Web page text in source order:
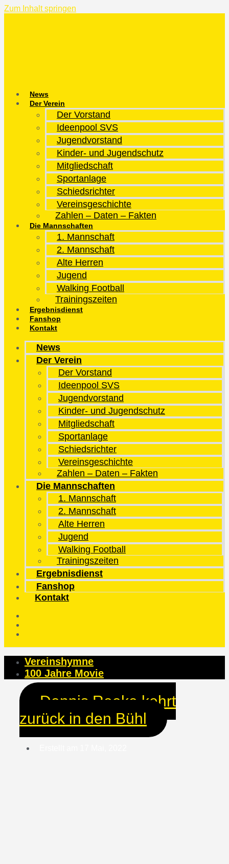
Zum Inhalt springen
News
Der Verein
Der Vorstand
Ideenpool SVS
Jugendvorstand
Kinder- und Jugendschutz
Mitgliedschaft
Sportanlage
Schiedsrichter
Vereinsgeschichte
Zahlen – Daten – Fakten
Die Mannschaften
1. Mannschaft
2. Mannschaft
Alte Herren
Jugend
Walking Football
Trainingszeiten
Ergebnisdienst
Fanshop
Kontakt
News
Der Verein
Der Vorstand
Ideenpool SVS
Jugendvorstand
Kinder- und Jugendschutz
Mitgliedschaft
Sportanlage
Schiedsrichter
Vereinsgeschichte
Zahlen – Daten – Fakten
Die Mannschaften
1. Mannschaft
2. Mannschaft
Alte Herren
Jugend
Walking Football
Trainingszeiten
Ergebnisdienst
Fanshop
Kontakt
Vereinshymne
100 Jahre Movie
Dennis Reeke kehrt
zurück in den Bühl